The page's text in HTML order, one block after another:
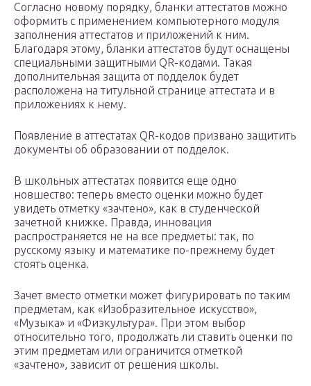
Согласно новому порядку, бланки аттестатов можно
оформить с применением компьютерного модуля
заполнения аттестатов и приложений к ним.
Благодаря этому, бланки аттестатов будут оснащены
специальными защитными QR-кодами. Такая
дополнительная защита от подделок будет
расположена на титульной странице аттестата и в
приложениях к нему.
Появление в аттестатах QR-кодов призвано защитить
документы об образовании от подделок.
В школьных аттестатах появится еще одно
новшество: теперь вместо оценки можно будет
увидеть отметку «зачтено», как в студенческой
зачетной книжке. Правда, инновация
распространяется не на все предметы: так, по
русскому языку и математике по-прежнему будет
стоять оценка.
Зачет вместо отметки может фигурировать по таким
предметам, как «Изобразительное искусство»,
«Музыка» и «Физкультура». При этом выбор
относительно того, продолжать ли ставить оценки по
этим предметам или ограничится отметкой
«зачтено», зависит от решения школы.